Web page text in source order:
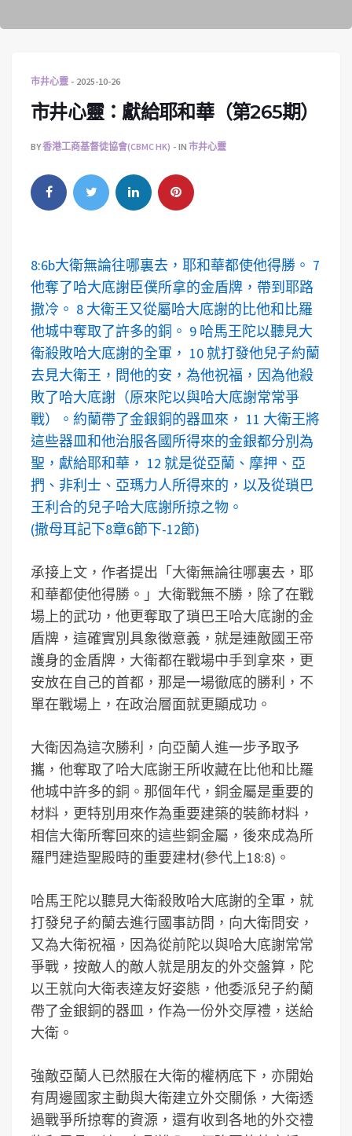
市井心靈 2025-10-26
市井心靈：獻給耶和華（第265期）
BY香港工商基督徒協會(CBMC HK) IN 市井心靈
8:6b大衛無論往哪裏去，耶和華都使他得勝。 7
他奪了哈大底謝臣僕所拿的金盾牌，帶到耶路
撒冷。 8 大衛王又從屬哈大底謝的比他和比羅
他城中奪取了許多的銅。 9 哈馬王陀以聽見大
衛殺敗哈大底謝的全軍， 10 就打發他兒子約蘭
去見大衛王，問他的安，為他祝福，因為他殺
敗了哈大底謝（原來陀以與哈大底謝常常爭
戰）。約蘭帶了金銀銅的器皿來， 11 大衛王將
這些器皿和他治服各國所得來的金銀都分別為
聖，獻給耶和華， 12 就是從亞蘭、摩押、亞
捫、非利士、亞瑪力人所得來的，以及從瑣巴
王利合的兒子哈大底謝所掠之物。
(撒母耳記下8章6節下-12節)
承接上文，作者提出「大衛無論往哪裏去，耶
和華都使他得勝。」大衛戰無不勝，除了在戰
場上的武功，他更奪取了瑣巴王哈大底謝的金
盾牌，這確實別具象徵意義，就是連敵國王帝
護身的金盾牌，大衛都在戰場中手到拿來，更
安放在自己的首都，那是一場徹底的勝利，不
單在戰場上，在政治層面就更顯成功。
大衛因為這次勝利，向亞蘭人進一步予取予
攜，他奪取了哈大底謝王所收藏在比他和比羅
他城中許多的銅。那個年代，銅金屬是重要的
材料，更特別用來作為重要建築的裝飾材料，
相信大衛所奪回來的這些銅金屬，後來成為所
羅門建造聖殿時的重要建材(參代上18:8)。
哈馬王陀以聽見大衛殺敗哈大底謝的全軍，就
打發兒子約蘭去進行國事訪問，向大衛問安，
又為大衛祝福，因為從前陀以與哈大底謝常常
爭戰，按敵人的敵人就是朋友的外交盤算，陀
以王就向大衛表達友好姿態，他委派兒子約蘭
帶了金銀銅的器皿，作為一份外交厚禮，送給
大衛。
強敵亞蘭人已然服在大衛的權柄底下，亦開始
有周邊國家主動與大衛建立外交關係，大衛透
過戰爭所掠奪的資源，還有收到各地的外交禮